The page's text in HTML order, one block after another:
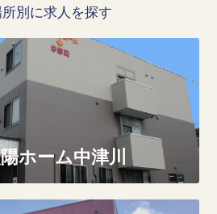
別に求人を探す
ホーム中津川